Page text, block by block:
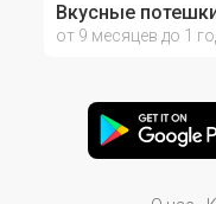
Вкусные
от 9 месяцев до 1